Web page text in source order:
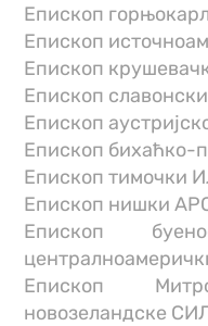
Епископ
Епископ
Епископ
Епископ
Епископ
Епископ бихаћко-
Епископ тимочки
Епископ нишки
Епископ
Епископ
новозеландске